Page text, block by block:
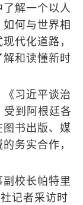
解一个以人
何与世界相
代化道路，
和读懂新时
习近平谈治
受到阿根廷各
书出版、媒
务实合作，
校长帕特里
记者采访时